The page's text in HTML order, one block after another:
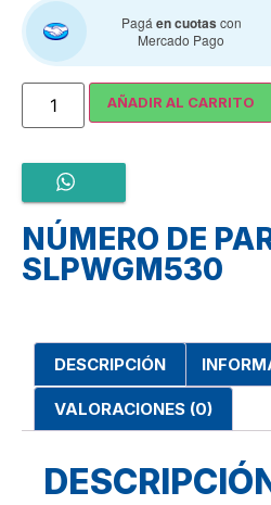
Pagáen cuotas con
Mercado Pago
AÑADIR AL CARRITO
NÚMERO DE
SLPWGM530
DESCRIPCIÓN
VALORACIONES (0)